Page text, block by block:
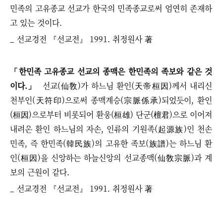
민족의 고유종교 선교가 한국의 민족종교로써 엄연히 존재하
고 있는 것이다.
_ 선교경전 『선교전』 1991. 취정원사 著
「한민족 고유종교 선교의 종맥은 한민족의 족보와 같은 것
이다.」
선교(仙敎)가 하느님 환인(天帝桓因)께서 내리신
천부인(天符印)으로써 종맥계승(宗脈係承)되었듯이, 환인
(桓因)으로부터 비롯되어 환웅(桓雄) 단군(檀君)으로 이어져
내려온 환인 하느님의 자손, 인류의 기원족(起源族)인 천손
민족, 즉 한민족(韓民族)의 고유한 족보(族譜)는 하느님 환
인(桓因)을 신앙하는 하늘신앙의 선교종맥(仙敎宗脈)과 계
보의 근원이 같다.
선교경전 『선교전』 1991. 취정원사 著